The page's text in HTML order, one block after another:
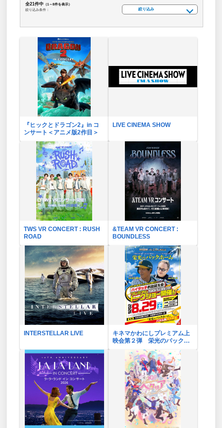
全21件中 （1～8件を表示）
絞り込み条件：
絞り込み
『ヒックとドラゴン2』in コ
ンサート＜アニメ版2作目＞
LIVE CINEMA SHOW
TWS VR CONCERT : RUSH
ROAD
&TEAM VR CONCERT :
BOUNDLESS
INTERSTELLAR LIVE
キネマかわにしプレミアム上
映会第２弾 栄光のバックホ